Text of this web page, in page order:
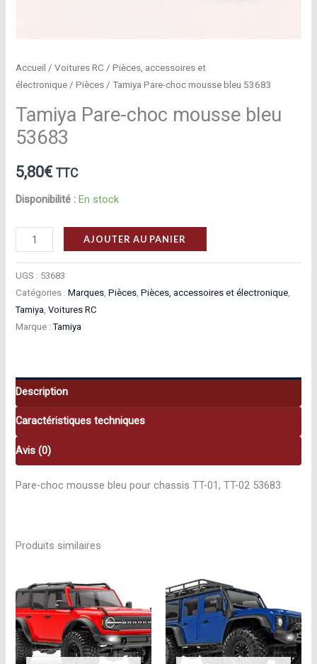
Accueil /Voitures RC /Pièces, accessoires et
électronique /Pièces / Tamiya Pare-choc mousse bleu 53683
Tamiya Pare-choc mousse bleu
53683
5,80€ TTC
Disponibilité : En stock
quantité
de
Tamiya
Pare-
choc
mousse
AJOUTER AU PANIER
UGS : 53683
Catégories :Marques,Pièces,Pièces, accessoires et électronique,
Tamiya,Voitures RC
Marque :Tamiya
Description
Caractéristiques techniques
Avis (0)
Pare-choc mousse bleu pour chassis TT-01, TT-02 53683
Produits similaires